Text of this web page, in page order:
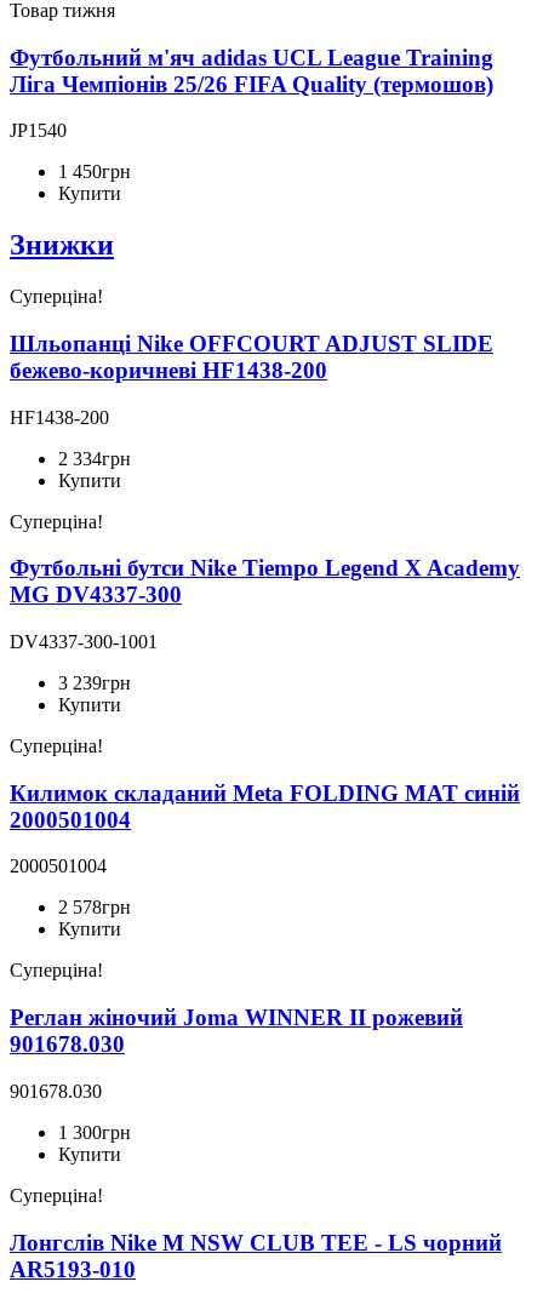
Товар тижня
Футбольний м'яч adidas UCL League Training
Ліга Чемпіонів 25/26 FIFA Quality (термошов)
JP1540
1 450грн
Купити
Знижки
Суперціна!
Шльопанці Nike OFFCOURT ADJUST SLIDE
бежево-коричневі HF1438-200
HF1438-200
2 334грн
Купити
Суперціна!
Футбольні бутси Nike Tiempo Legend X Academy
MG DV4337-300
DV4337-300-1001
3 239грн
Купити
Суперціна!
Килимок складаний Meta FOLDING MAT синій
2000501004
2000501004
2 578грн
Купити
Суперціна!
Реглан жіночий Joma WINNER II рожевий
901678.030
901678.030
1 300грн
Купити
Суперціна!
Лонгслів Nike M NSW CLUB TEE - LS чорний
AR5193-010